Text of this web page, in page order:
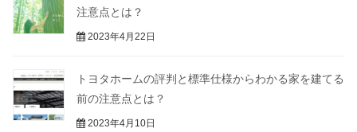
注意点とは？
2023年4月22日
トヨタホームの評判と標準仕様からわかる家を建てる
前の注意点とは？
2023年4月10日